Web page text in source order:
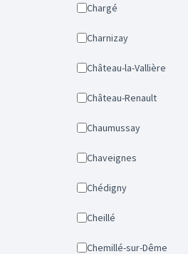
Chargé
Charnizay
Château-la-Vallière
Château-Renault
Chaumussay
Chaveignes
Chédigny
Cheillé
Chemillé-sur-Dême